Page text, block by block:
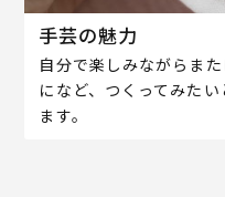
手芸の魅力
自分で楽しみながらま
になど、つくってみた
ます。